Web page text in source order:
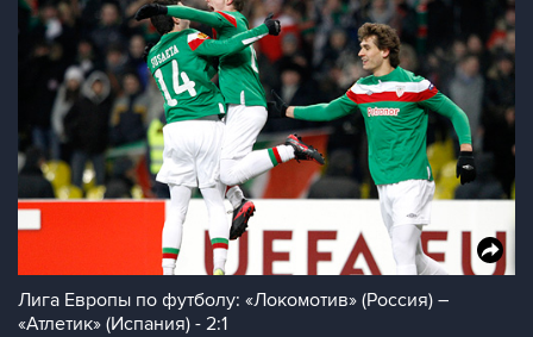
Лига Европы по футболу: «Локомотив» (Россия) –
«Атлетик» (Испания) - 2:1